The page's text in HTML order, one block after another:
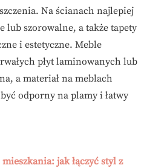
Na ścianach najlepiej
lub szorowalne, a także tapety
i estetyczne. Meble
płyt laminowanych lub
a materiał na meblach
odporny na plamy i łatwy
jak łączyć styl z